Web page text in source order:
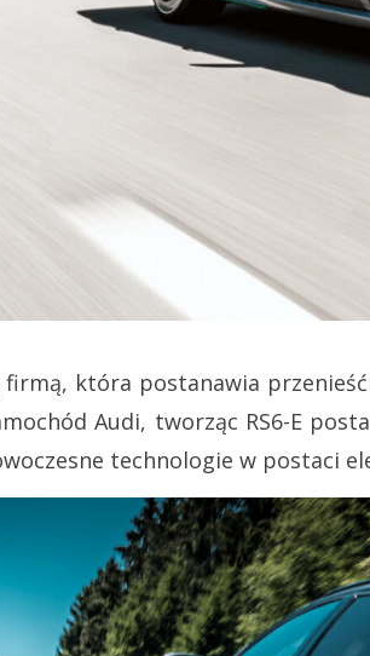
która postanawia
Audi, tworząc RS6-E
technologie w postaci